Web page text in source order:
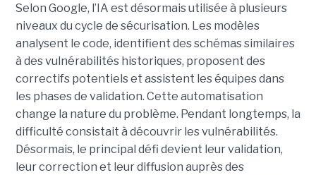
Selon Google, l’IA est désormais utilisée à plusieurs
niveaux du cycle de sécurisation. Les modèles
analysent le code, identifient des schémas similaires
à des vulnérabilités historiques, proposent des
correctifs potentiels et assistent les équipes dans
les phases de validation. Cette automatisation
change la nature du problème. Pendant longtemps, la
difficulté consistait à découvrir les vulnérabilités.
Désormais, le principal défi devient leur validation,
leur correction et leur diffusion auprès des